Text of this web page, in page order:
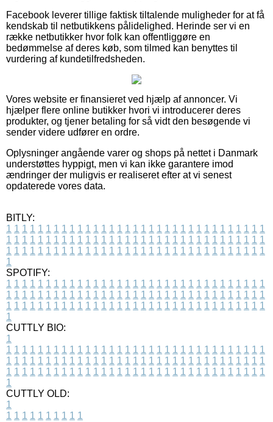
Facebook leverer tillige faktisk tiltalende muligheder for at få
kendskab til netbutikkens pålidelighed. Herinde ser vi en
række netbutikker hvor folk kan offentliggøre en
bedømmelse af deres køb, som tilmed kan benyttes til
vurdering af kundetilfredsheden.
Vores website er finansieret ved hjælp af annoncer. Vi
hjælper flere online butikker hvori vi introducerer deres
produkter, og tjener betaling for så vidt den besøgende vi
sender videre udfører en ordre.
Oplysninger angående varer og shops på nettet i Danmark
understøttes hyppigt, men vi kan ikke garantere imod
ændringer der muligvis er realiseret efter at vi senest
opdaterede vores data.
BITLY:
1 1 1 1 1 1 1 1 1 1 1 1 1 1 1 1 1 1 1 1 1 1 1 1 1 1 1 1 1 1 1 1 1
1 1 1 1 1 1 1 1 1 1 1 1 1 1 1 1 1 1 1 1 1 1 1 1 1 1 1 1 1 1 1 1 1
1 1 1 1 1 1 1 1 1 1 1 1 1 1 1 1 1 1 1 1 1 1 1 1 1 1 1 1 1 1 1 1 1
1
SPOTIFY:
1 1 1 1 1 1 1 1 1 1 1 1 1 1 1 1 1 1 1 1 1 1 1 1 1 1 1 1 1 1 1 1 1
1 1 1 1 1 1 1 1 1 1 1 1 1 1 1 1 1 1 1 1 1 1 1 1 1 1 1 1 1 1 1 1 1
1 1 1 1 1 1 1 1 1 1 1 1 1 1 1 1 1 1 1 1 1 1 1 1 1 1 1 1 1 1 1 1 1
1
CUTTLY BIO:
1
1 1 1 1 1 1 1 1 1 1 1 1 1 1 1 1 1 1 1 1 1 1 1 1 1 1 1 1 1 1 1 1 1
1 1 1 1 1 1 1 1 1 1 1 1 1 1 1 1 1 1 1 1 1 1 1 1 1 1 1 1 1 1 1 1 1
1 1 1 1 1 1 1 1 1 1 1 1 1 1 1 1 1 1 1 1 1 1 1 1 1 1 1 1 1 1 1 1 1
1
CUTTLY OLD:
1
1 1 1 1 1 1 1 1 1 1